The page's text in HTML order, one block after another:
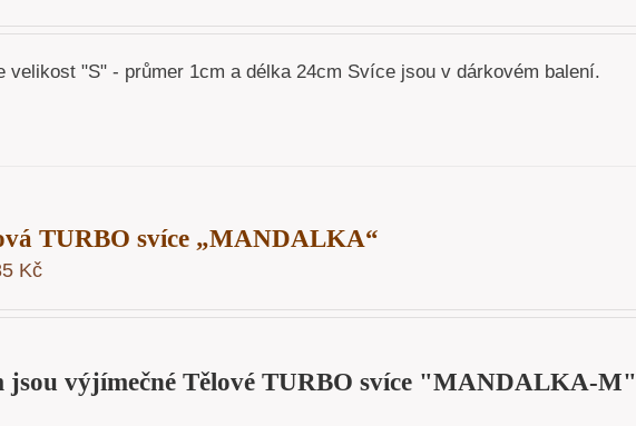
velikost "S" - průmer 1cm a délka 24cm Svíce jsou v dárkovém balení.
TURBO svíce „MANDALKA“
Kč
jsou výjímečné Tělové TURBO svíce "MANDALKA-M"